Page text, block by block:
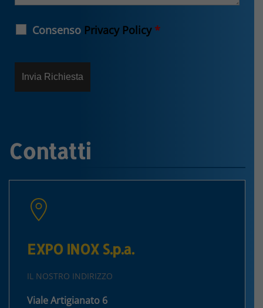
Consenso Privacy Policy *
Contatti
EXPO INOX S.p.a.
IL NOSTRO INDIRIZZO
Viale Artigianato 6